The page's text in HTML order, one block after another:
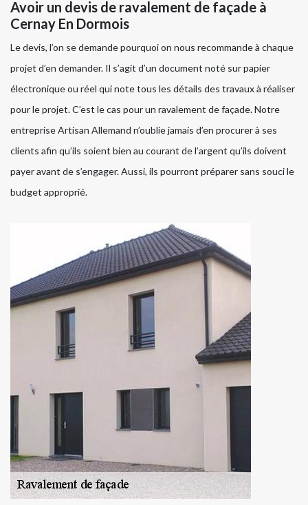
Avoir un devis de ravalement de façade à
Cernay En Dormois
Le devis, l’on se demande pourquoi on nous recommande à chaque
projet d’en demander. Il s’agit d’un document noté sur papier
électronique ou réel qui note tous les détails des travaux à réaliser
pour le projet. C’est le cas pour un ravalement de façade. Notre
entreprise Artisan Allemand n’oublie jamais d’en procurer à ses
clients afin qu’ils soient bien au courant de l’argent qu’ils doivent
payer avant de s’engager. Aussi, ils pourront préparer sans souci le
budget approprié.